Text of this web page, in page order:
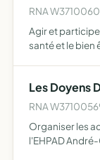
RNA
Agir et
santé et le
Les Doyens
RNA
Organiser les
l'EHPAD